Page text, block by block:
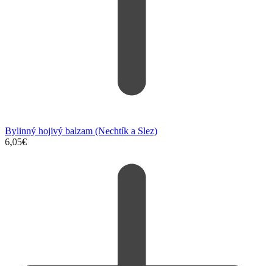
Bylinný hojivý balzam (Nechtík a Slez)
6,05€